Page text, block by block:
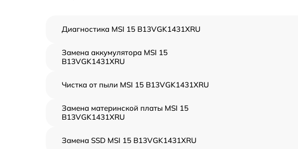
Диагностика MSI 15 B13VGK1431XRU
Замена аккумулятора MSI 15
B13VGK1431XRU
Чистка от пыли MSI 15 B13VGK1431XRU
Замена материнской платы MSI 15
B13VGK1431XRU
Замена SSD MSI 15 B13VGK1431XRU